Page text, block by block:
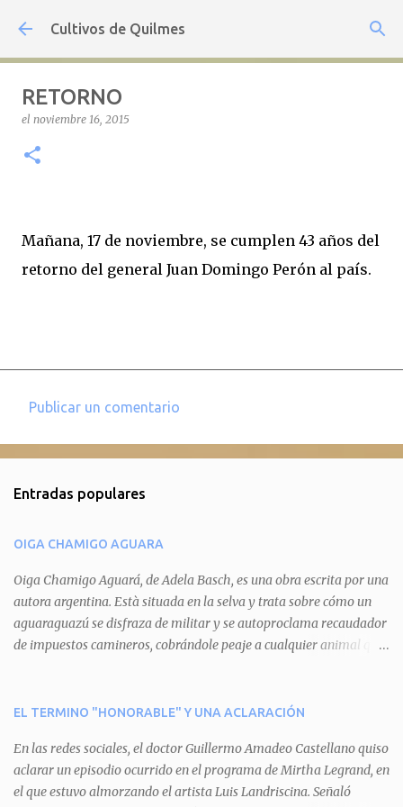
Ir al contenido principal
Cultivos de Quilmes
RETORNO
el noviembre 16, 2015
Mañana, 17 de noviembre, se cumplen 43 años del
retorno del general Juan Domingo Perón al país.
e
t
a
r
i
o
Publicar un comentario
Entradas populares
OIGA CHAMIGO AGUARA
Oiga Chamigo Aguará, de Adela Basch, es una obra escrita por una
autora argentina. Està situada en la selva y trata sobre cómo un
aguaraguazú se disfraza de militar y se autoproclama recaudador
de impuestos camineros, cobrándole peaje a cualquier animal que
aguará le provoca. De igual manera pasa con Tatú, el armadillo.
del aguará y pasa sin pagar. Por último, Tui, la cotorra, deja
expuesta la mentira del aguará y arenga a los otros tres
personajes a unirse para enfrentarlo. Finalmente, terminan por
EL TERMINO "HONORABLE" Y UNA ACLARACIÓN
En las redes sociales, el doctor Guillermo Amadeo Castellano quiso
aclarar un episodio ocurrido en el programa de Mirtha Legrand, en
el que estuvo almorzando el artista Luis Landriscina. Señaló